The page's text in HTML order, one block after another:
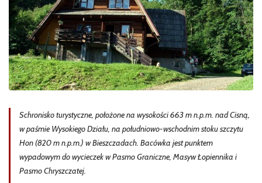
Schronisko turystyczne, położone na wysokości 663 m n.p.m. nad Cisną,
w paśmie Wysokiego Działu, na południowo-wschodnim stoku szczytu
Hon (820 m n.p.m.) w Bieszczadach. Bacówka jest punktem
wypadowym do wycieczek w Pasmo Graniczne, Masyw Łopiennika i
Pasmo Chryszczatej.